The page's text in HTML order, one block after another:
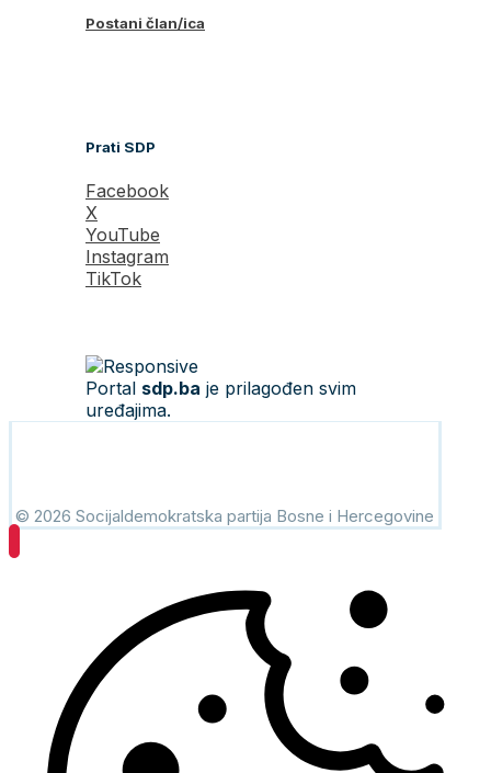
Postani član/ica
Prati SDP
Facebook
X
YouTube
Instagram
TikTok
Portal sdp.ba je prilagođen svim
uređajima.
© 2026 Socijaldemokratska partija Bosne i Hercegovine